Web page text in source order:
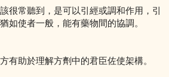
很常聽到，是可以引經或調和作用，引
如使者一般，能有藥物間的協調。
有助於理解方劑中的君臣佐使架構。